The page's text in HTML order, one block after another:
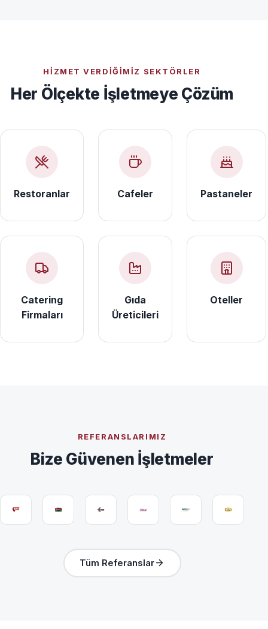
HIZMET VERDIĞIMIZ SEKTÖRLER
Her Ölçekte İşletmeye Çözüm
Restoranlar Cafeler Pastaneler
Catering
Firmaları
Gıda
Üreticileri
Oteller
REFERANSLARIMIZ
Bize Güvenen İşletmeler
Tüm Referanslar